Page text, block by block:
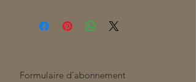
Formulaire d'abonnement